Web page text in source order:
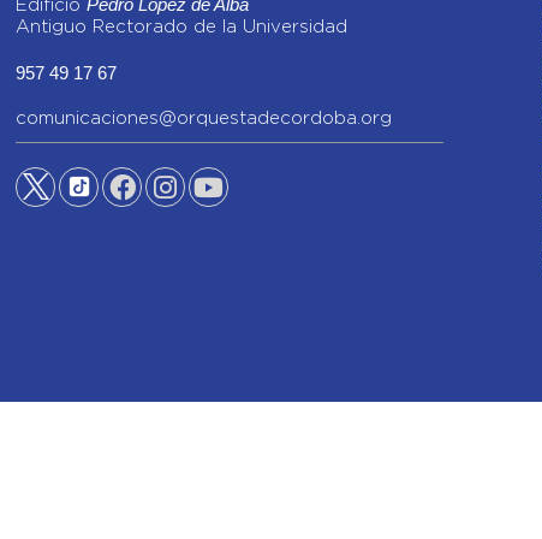
Edificio
Antiguo Rectorado de la Universidad
957 49 17 67
comunicaciones@orquestadecordoba.org